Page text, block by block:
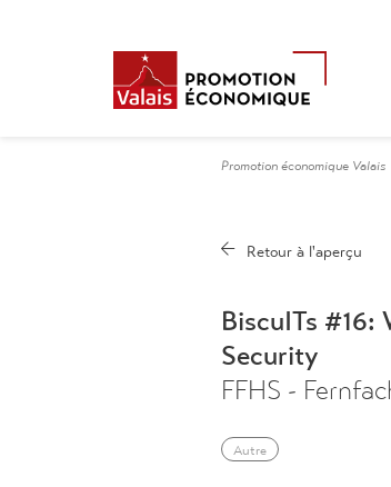
Promotion économique Valais
BiscuITs
Security
FFHS -
Autre